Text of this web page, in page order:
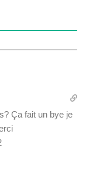
Ça fait un bye je